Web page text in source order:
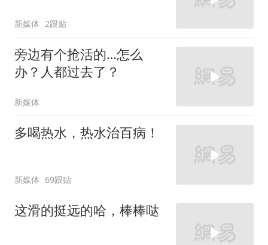
新媒体 2跟贴
旁边有个抢活的…怎么
办？人都过去了？
新媒体
多喝热水，热水治百病！
新媒体 69跟贴
这滑的挺远的哈，棒棒哒